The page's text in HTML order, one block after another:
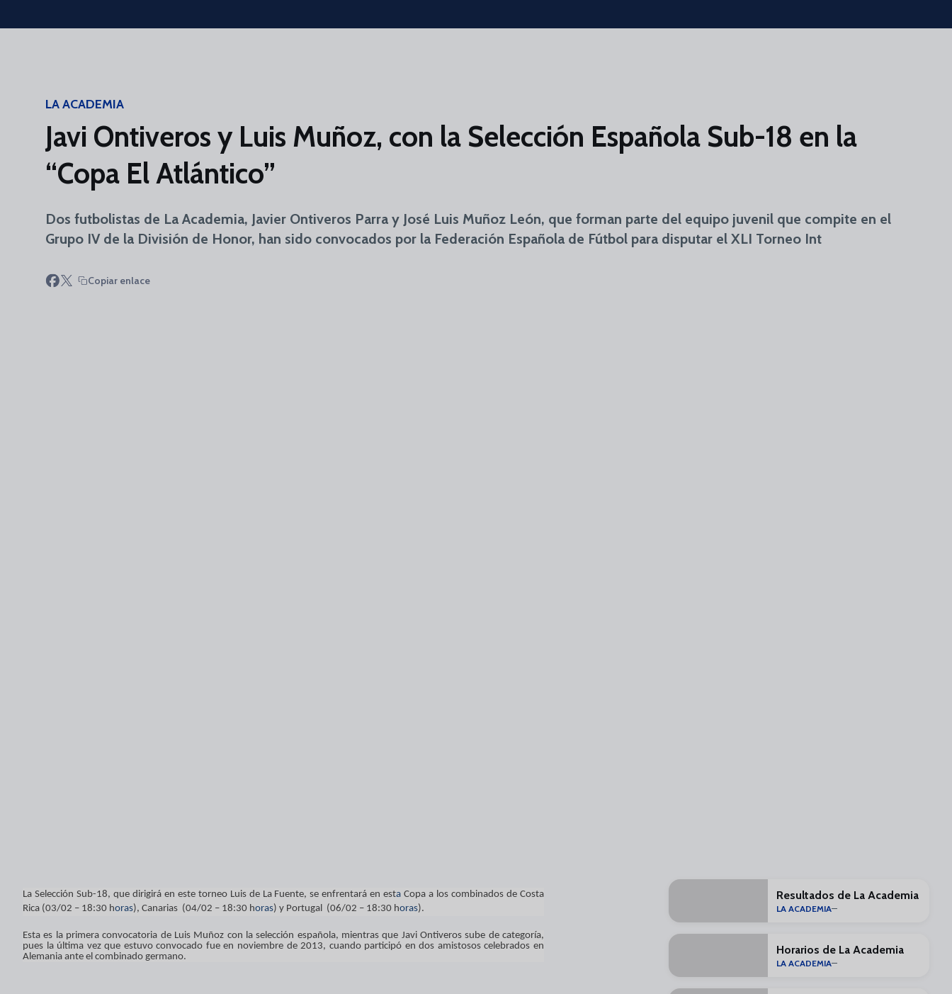
Skip to main content
LA ACADEMIA
Javi Ontiveros y Luis Muñoz, con la Selección Española Sub-18 en la
“Copa El Atlántico”
Dos futbolistas de La Academia, Javier Ontiveros Parra y José Luis Muñoz León, que forman parte del equipo juvenil que compite en el
Grupo IV de la División de Honor, han sido convocados por la Federación Española de Fútbol para disputar el XLI Torneo Int
Copiar enlace
La Selección Sub-18, que dirigirá en este torneo Luis de La Fuente, se enfrentará en esta Copa a los combinados de Costa
Rica (03/02 – 18:30 horas), Canarias (04/02 – 18:30 horas) y Portugal (06/02 – 18:30 horas).
Esta es la primera convocatoria de Luis Muñoz con la selección española, mientras que Javi Ontiveros sube de categoría,
pues la última vez que estuvo convocado fue en noviembre de 2013, cuando participó en dos amistosos celebrados en
Alemania ante el combinado germano.
Resultados de La Academia
LA ACADEMIA
Horarios de La Academia
LA ACADEMIA